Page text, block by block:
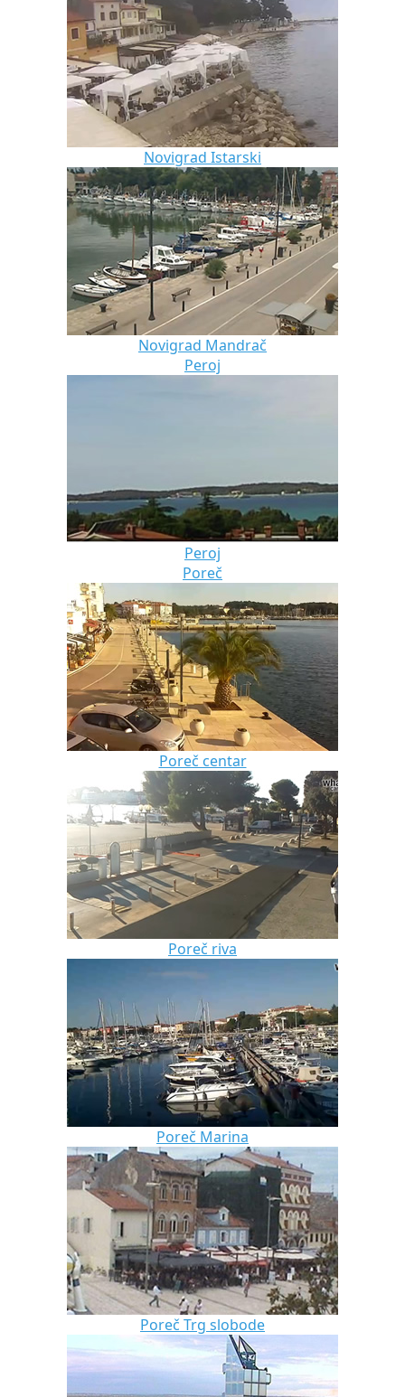
Novigrad Istarski
Novigrad Mandrač
Peroj
Peroj
Poreč
Poreč centar
Poreč riva
Poreč Marina
Poreč Trg slobode